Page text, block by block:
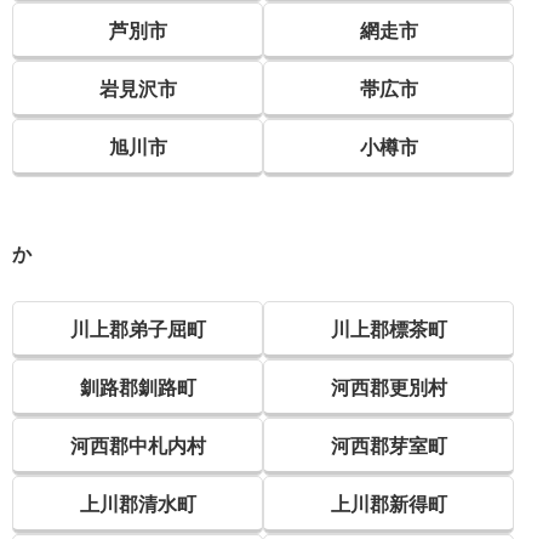
芦別市 網走市
岩見沢市 帯広市
旭川市 小樽市
か
川上郡弟子屈町 川上郡標茶町
釧路郡釧路町 河西郡更別村
河西郡中札内村 河西郡芽室町
上川郡清水町 上川郡新得町